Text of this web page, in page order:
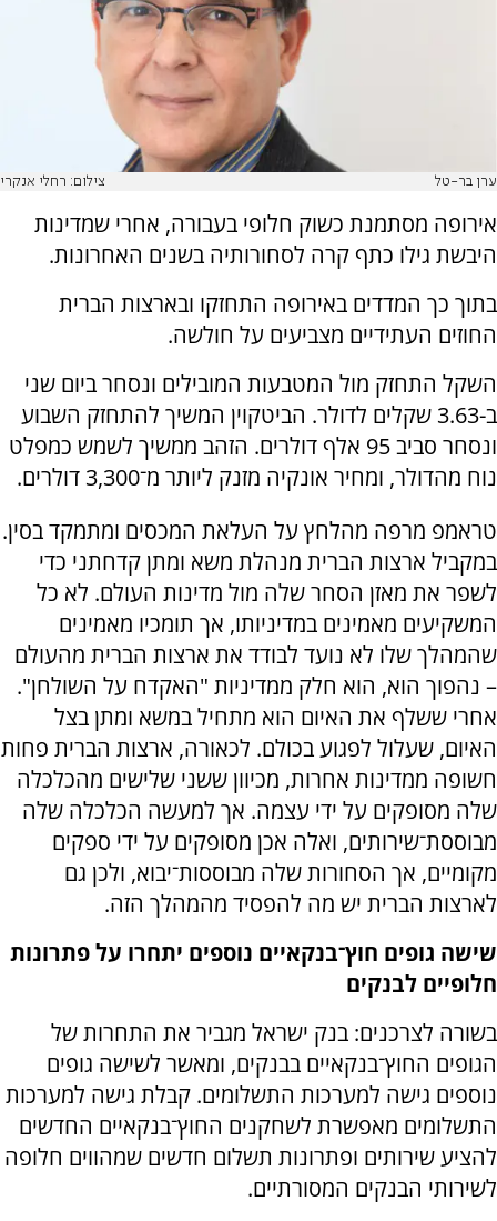
ערן בר-טל צילום: רחלי אנקרי
אירופה מסתמנת כשוק חלופי בעבורה, אחרי שמדינות
היבשת גילו כתף קרה לסחורותיה בשנים האחרונות.
בתוך כך המדדים באירופה התחזקו ובארצות הברית
החוזים העתידיים מצביעים על חולשה.
השקל התחזק מול המטבעות המובילים ונסחר ביום שני
ב-3.63 שקלים לדולר. הביטקוין המשיך להתחזק השבוע
ונסחר סביב 95 אלף דולרים. הזהב ממשיך לשמש כמפלט
נוח מהדולר, ומחיר אונקיה מזנק ליותר מ־3,300 דולרים.
טראמפ מרפה מהלחץ על העלאת המכסים ומתמקד בסין.
במקביל ארצות הברית מנהלת משא ומתן קדחתני כדי
לשפר את מאזן הסחר שלה מול מדינות העולם. לא כל
המשקיעים מאמינים במדיניותו, אך תומכיו מאמינים
שהמהלך שלו לא נועד לבודד את ארצות הברית מהעולם
– נהפוך הוא, הוא חלק ממדיניות "האקדח על השולחן".
אחרי ששלף את האיום הוא מתחיל במשא ומתן בצל
האיום, שעלול לפגוע בכולם. לכאורה, ארצות הברית פחות
חשופה ממדינות אחרות, מכיוון ששני שלישים מהכלכלה
שלה מסופקים על ידי עצמה. אך למעשה הכלכלה שלה
מבוססת־שירותים, ואלה אכן מסופקים על ידי ספקים
מקומיים, אך הסחורות שלה מבוססות־יבוא, ולכן גם
לארצות הברית יש מה להפסיד מהמהלך הזה.
שישה גופים חוץ־בנקאיים נוספים יתחרו על פתרונות
חלופיים לבנקים
בשורה לצרכנים: בנק ישראל מגביר את התחרות של
הגופים החוץ־בנקאיים בבנקים, ומאשר לשישה גופים
נוספים גישה למערכות התשלומים. קבלת גישה למערכות
התשלומים מאפשרת לשחקנים החוץ־בנקאיים החדשים
להציע שירותים ופתרונות תשלום חדשים שמהווים חלופה
לשירותי הבנקים המסורתיים.